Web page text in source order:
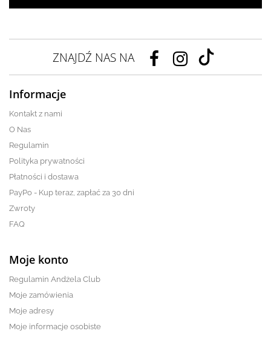
ZNAJDŹ NAS NA
Informacje
Kontakt z nami
O Nas
Regulamin
Polityka prywatności
Płatności i dostawa
PayPo - Kup teraz, zapłać za 30 dni
Zwroty
FAQ
Moje konto
Regulamin Andżela Club
Moje zamówienia
Moje adresy
Moje informacje osobiste